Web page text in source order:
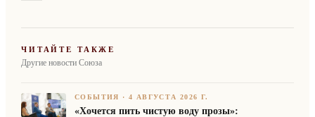
ЧИТАЙТЕ ТАКЖЕ
Другие новости Союза
СОБЫТИЯ ·4 АВГУСТА 2026 Г.
«Хочется пить чистую воду прозы»: